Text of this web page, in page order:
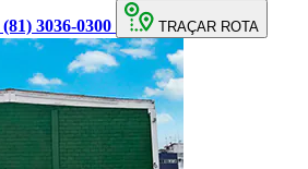
(81) 3036-0300 TRAÇAR ROTA